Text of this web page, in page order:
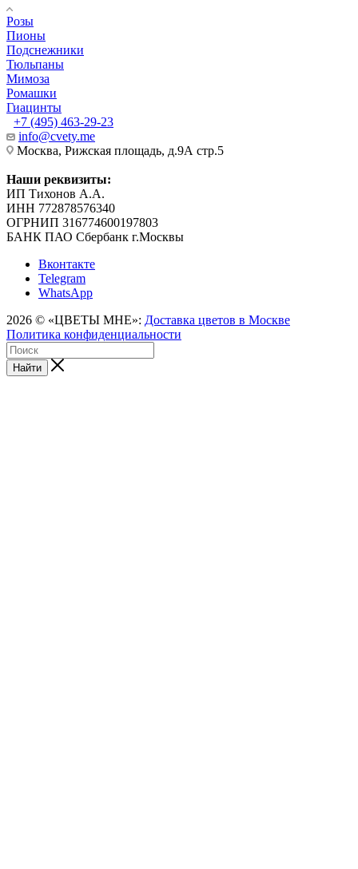
Розы
Пионы
Подснежники
Тюльпаны
Мимоза
Ромашки
Гиацинты
+7 (495) 463-29-23
info@cvety.me
Москва, Рижская площадь, д.9А стр.5
Наши реквизиты:
ИП Тихонов А.А.
ИНН 772878576340
ОГРНИП 316774600197803
БАНК ПАО Сбербанк г.Москвы
Вконтакте
Telegram
WhatsApp
2026 © «ЦВЕТЫ МНЕ»: Доставка цветов в Москве
Политика конфиденциальности
Найти